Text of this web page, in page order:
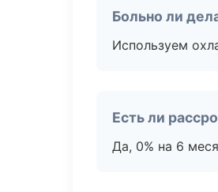
Больно ли
Используем
Есть ли
Да, 0% на 6